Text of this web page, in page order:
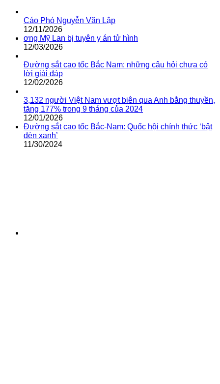
Cáo Phó Nguyễn Văn Lập
12/11/2026
ơng Mỹ Lan bị tuyên y án tử hình
12/03/2026
Đường sắt cao tốc Bắc Nam: những câu hỏi chưa có
lời giải đáp
12/02/2026
3,132 người Việt Nam vượt biên qua Anh bằng thuyền,
tăng 177% trong 9 tháng của 2024
12/01/2026
Đường sắt cao tốc Bắc-Nam: Quốc hội chính thức ‘bật
đèn xanh’
11/30/2024